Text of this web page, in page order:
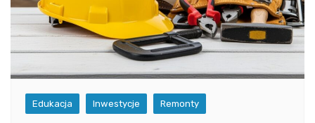
Edukacja Inwestycje Remonty